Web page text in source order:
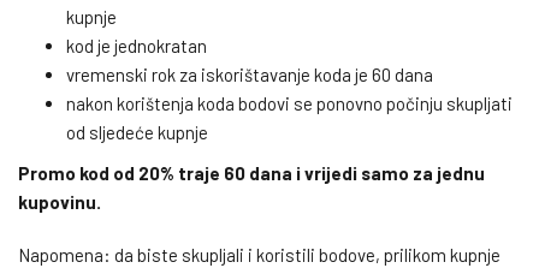
kupnje
kod je jednokratan
vremenski rok za iskorištavanje koda je 60 dana
nakon korištenja koda bodovi se ponovno počinju skupljati
od sljedeće kupnje
Promo kod od 20% traje 60 dana i vrijedi samo za jednu
kupovinu.
Napomena: da biste skupljali i koristili bodove, prilikom kupnje